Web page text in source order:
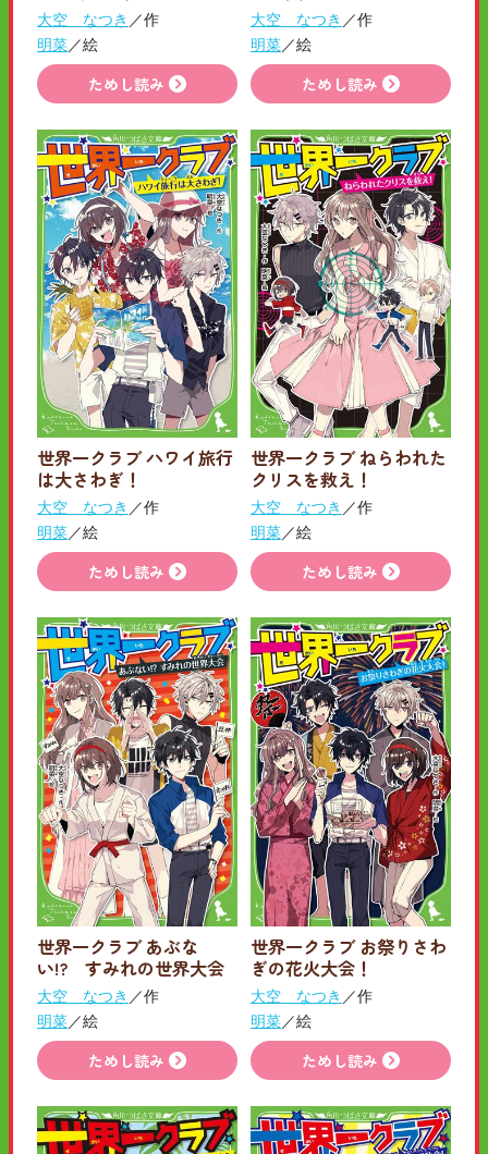
大空 なつき ／作
明菜／絵
ためし読み
大空 なつき ／作
明菜／絵
ためし読み
世界一クラブ ハワイ旅行
は大さわぎ！
大空 なつき ／作
明菜／絵
ためし読み
世界一クラブ ねらわれた
クリスを救え！
大空 なつき ／作
明菜／絵
ためし読み
世界一クラブ あぶな
い!? すみれの世界大会
大空 なつき ／作
明菜／絵
ためし読み
世界一クラブ お祭りさわ
ぎの花火大会！
大空 なつき ／作
明菜／絵
ためし読み